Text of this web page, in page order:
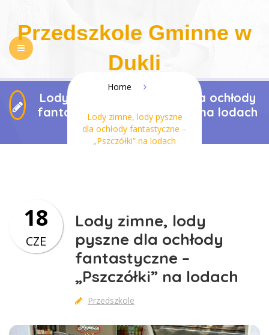
Przedszkole Gminne w
Dukli
NASZE PRZEDSZKOLE REKRUTACJA
PEDAGOGIZACJA RODZICÓW DLA RODZICÓW
Lody zimne, lody pyszne dla ochłody
fantastyczne – „Pszczółki” na lodach
Home
Lody zimne, lody pyszne
dla ochłody fantastyczne –
„Pszczółki” na lodach
Lody zimne, lody
pyszne dla ochłody
fantastyczne –
„Pszczółki” na lodach
Przedszkole
18
CZE